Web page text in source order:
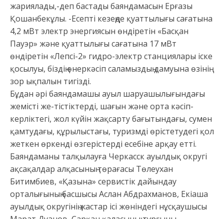
жариялады,-деп бастады баяндамасын Ерғазы
Қошанбекұлы. -Есепті кезеңде қуаттылығы сағатына
4,2 мВт электр энергиясын өндіретін «Басқан
Пауэр» және қуаттылығы сағатына 17 мВт
өндіретін «Лепсі-2» гидро-электр станциялары іске
қосылуы, біздің өнеркәсіп саламыздың дамуына өзінің
зор ықпалын тигізді.
Бұдан әрі баяндамашы ауыл шаруашылығындағы
жемісті же-тістіктерді, шағын және орта кәсіп-
керліктегі, жол күйін жақсарту бағытындағы, сумен
қамтудағы, құрылыстағы, туризмді өрістетудегі қол
жеткен өркенді өзгерістерді есебіне арқау етті.
Баяндаманы талқылауға Черкасск ауылдық округі
ақсақалдар алқасының төрағасы Төлеухан
Битимбиев, «Қазына» сервистік дайындау
орталығының басшысы Аслан Абдрахманов, Екіаша
ауылдық округінің жастар ісі жөніндегі нұсқаушысы